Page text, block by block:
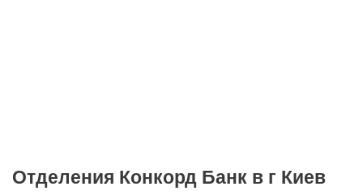
Отделения Конкорд Банк в г Киев